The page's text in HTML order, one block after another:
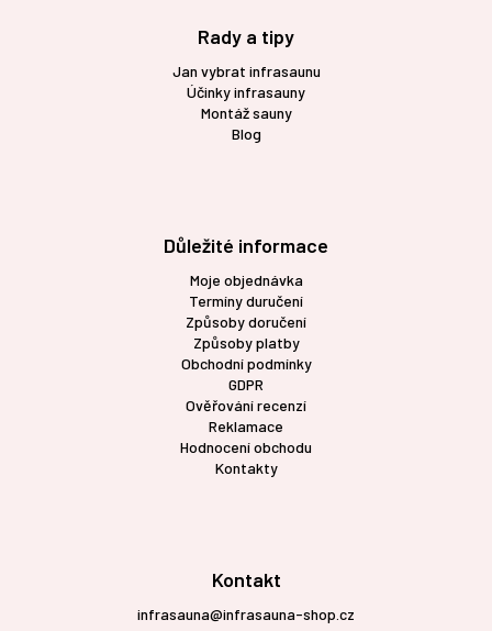
Rady a tipy
Jan vybrat infrasaunu
Účinky infrasauny
Montáž sauny
Blog
Důležité informace
Moje objednávka
Termíny duručení
Způsoby doručení
Způsoby platby
Obchodní podmínky
GDPR
Ověřování recenzí
Reklamace
Hodnocení obchodu
Kontakty
Kontakt
infrasauna@infrasauna-shop.cz